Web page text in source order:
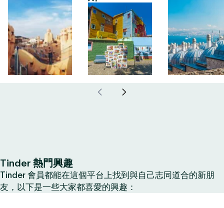
Tinder 熱門興趣
Tinder 會員都能在這個平台上找到與自己志同道合的新朋
友，以下是一些大家都喜愛的興趣：